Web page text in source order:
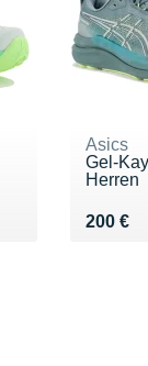
Asics
Gel-
Herren
200 €
Vendu